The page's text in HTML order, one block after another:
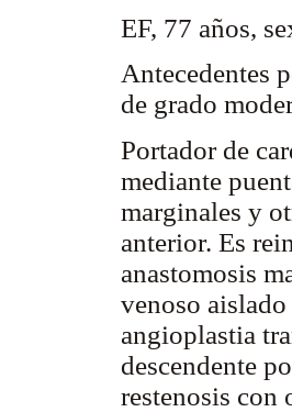
EF, 77 años,
Antecedentes
de grado
Portador de
mediante
marginales y
anterior. Es
anastomosis
venoso
angioplastia
descendente
restenosis con